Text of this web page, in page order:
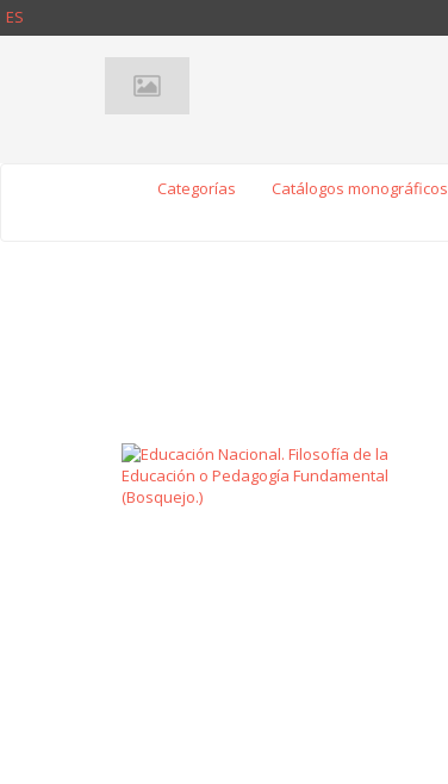
ES
Categorías Catálogos monográficos